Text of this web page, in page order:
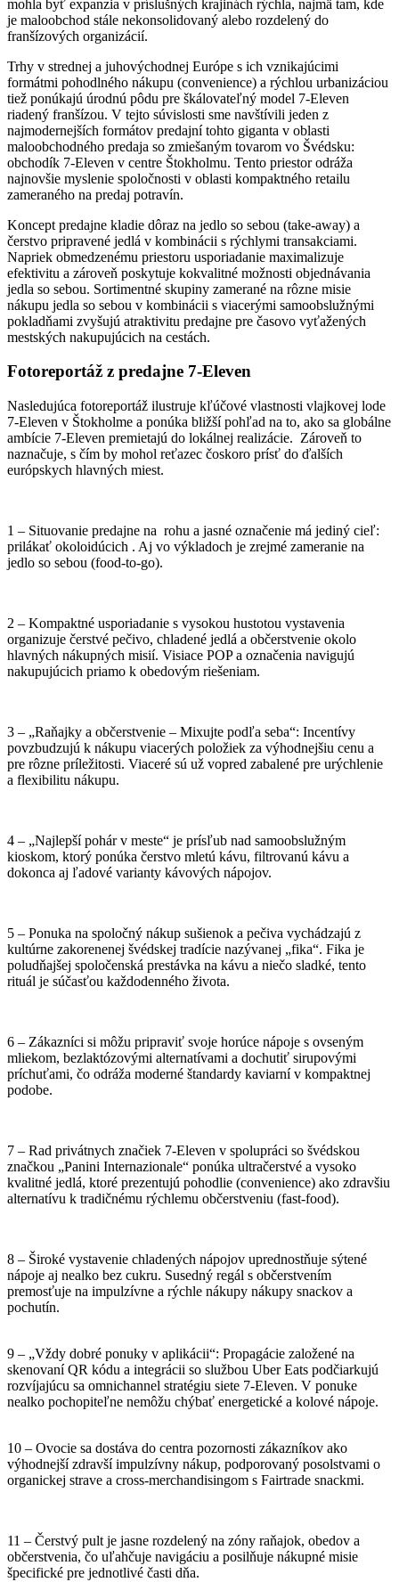
mohla byť expanzia v príslušných krajinách rýchla, najmä tam, kde
je maloobchod stále nekonsolidovaný alebo rozdelený do
franšízových organizácií.
Trhy v strednej a juhovýchodnej Európe s ich vznikajúcimi
formátmi pohodlného nákupu (convenience) a rýchlou urbanizáciou
tiež ponúkajú úrodnú pôdu pre škálovateľný model 7-Eleven
riadený franšízou. V tejto súvislosti sme navštívili jeden z
najmodernejších formátov predajní tohto giganta v oblasti
maloobchodného predaja so zmiešaným tovarom vo Švédsku:
obchodík 7-Eleven v centre Štokholmu. Tento priestor odráža
najnovšie myslenie spoločnosti v oblasti kompaktného retailu
zameraného na predaj potravín.
Koncept predajne kladie dôraz na jedlo so sebou (take-away) a
čerstvo pripravené jedlá v kombinácii s rýchlymi transakciami.
Napriek obmedzenému priestoru usporiadanie maximalizuje
efektivitu a zároveň poskytuje kokvalitné možnosti objednávania
jedla so sebou. Sortimentné skupiny zamerané na rôzne misie
nákupu jedla so sebou v kombinácii s viacerými samoobslužnými
pokladňami zvyšujú atraktivitu predajne pre časovo vyťažených
mestských nakupujúcich na cestách.
Fotoreportáž z predajne 7-Eleven
Nasledujúca fotoreportáž ilustruje kľúčové vlastnosti vlajkovej lode
7-Eleven v Štokholme a ponúka bližší pohľad na to, ako sa globálne
ambície 7-Eleven premietajú do lokálnej realizácie. Zároveň to
naznačuje, s čím by mohol reťazec čoskoro prísť do ďalších
európskych hlavných miest.
1 – Situovanie predajne na rohu a jasné označenie má jediný cieľ:
prilákať okoloidúcich . Aj vo výkladoch je zrejmé zameranie na
jedlo so sebou (food-to-go).
2 – Kompaktné usporiadanie s vysokou hustotou vystavenia
organizuje čerstvé pečivo, chladené jedlá a občerstvenie okolo
hlavných nákupných misií. Visiace POP a označenia navigujú
nakupujúcich priamo k obedovým riešeniam.
3 – „Raňajky a občerstvenie – Mixujte podľa seba“: Incentívy
povzbudzujú k nákupu viacerých položiek za výhodnejšiu cenu a
pre rôzne príležitosti. Viaceré sú už vopred zabalené pre urýchlenie
a flexibilitu nákupu.
4 – „Najlepší pohár v meste“ je prísľub nad samoobslužným
kioskom, ktorý ponúka čerstvo mletú kávu, filtrovanú kávu a
dokonca aj ľadové varianty kávových nápojov.
5 – Ponuka na spoločný nákup sušienok a pečiva vychádzajú z
kultúrne zakorenenej švédskej tradície nazývanej „fika“. Fika je
poludňajšej spoločenská prestávka na kávu a niečo sladké, tento
rituál je súčasťou každodenného života.
6 – Zákazníci si môžu pripraviť svoje horúce nápoje s ovseným
mliekom, bezlaktózovými alternatívami a dochutiť sirupovými
príchuťami, čo odráža moderné štandardy kaviarní v kompaktnej
podobe.
7 – Rad privátnych značiek 7-Eleven v spolupráci so švédskou
značkou „Panini Internazionale“ ponúka ultračerstvé a vysoko
kvalitné jedlá, ktoré prezentujú pohodlie (convenience) ako zdravšiu
alternatívu k tradičnému rýchlemu občerstveniu (fast-food).
8 – Široké vystavenie chladených nápojov uprednostňuje sýtené
nápoje aj nealko bez cukru. Susedný regál s občerstvením
premosťuje na impulzívne a rýchle nákupy nákupy snackov a
pochutín.
9 – „Vždy dobré ponuky v aplikácii“: Propagácie založené na
skenovaní QR kódu a integrácii so službou Uber Eats podčiarkujú
rozvíjajúcu sa omnichannel stratégiu siete 7-Eleven. V ponuke
nealko pochopiteľne nemôžu chýbať energetické a kolové nápoje.
10 – Ovocie sa dostáva do centra pozornosti zákazníkov ako
výhodnejší zdravší impulzívny nákup, podporovaný posolstvami o
organickej strave a cross-merchandisingom s Fairtrade snackmi.
11 – Čerstvý pult je jasne rozdelený na zóny raňajok, obedov a
občerstvenia, čo uľahčuje navigáciu a posilňuje nákupné misie
špecifické pre jednotlivé časti dňa.